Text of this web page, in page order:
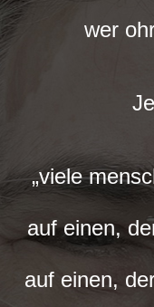
wer
„viele
auf einen,
auf einen,